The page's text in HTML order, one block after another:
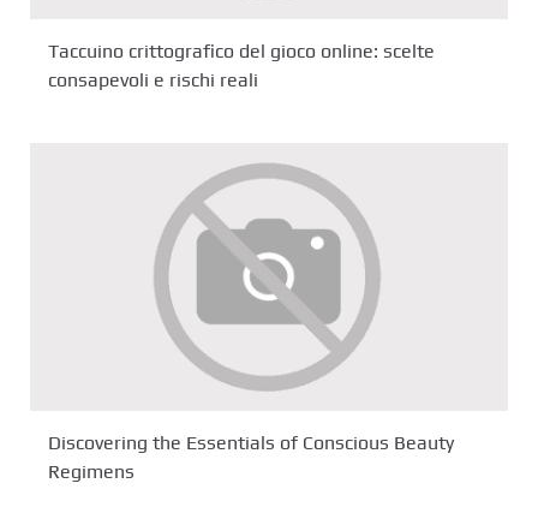
Taccuino crittografico del gioco online: scelte
consapevoli e rischi reali
Discovering the Essentials of Conscious Beauty
Regimens